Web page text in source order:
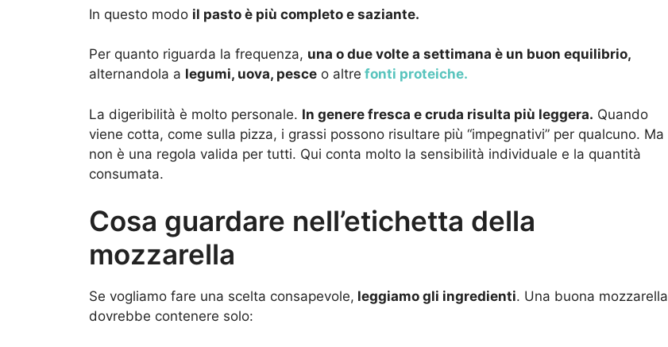
In questo modo il pasto è più completo e saziante.
Per quanto riguarda la frequenza, una o due volte a settimana è un buon equilibrio,
alternandola a legumi, uova, pesce o altre fonti proteiche.
La digeribilità è molto personale. In genere fresca e cruda risulta più leggera. Quando
viene cotta, come sulla pizza, i grassi possono risultare più “impegnativi” per qualcuno. Ma
non è una regola valida per tutti. Qui conta molto la sensibilità individuale e la quantità
consumata.
Cosa guardare nell’etichetta della
mozzarella
Se vogliamo fare una scelta consapevole, leggiamo gli ingredienti. Una buona mozzarella
dovrebbe contenere solo: